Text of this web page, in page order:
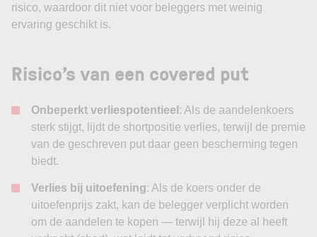
risico, waardoor dit niet voor beleggers met weinig
ervaring geschikt is.
Risico’s van een covered put
Onbeperkt verliespotentieel : Als de aandelenkoers
sterk stijgt, lijdt de shortpositie verlies, terwijl de premie
van de geschreven put daar geen bescherming tegen
biedt.
Verlies bij uitoefening: Als de koers onder de
uitoefenprijs zakt, kan de belegger verplicht worden
om de aandelen te kopen — terwijl hij deze al heeft